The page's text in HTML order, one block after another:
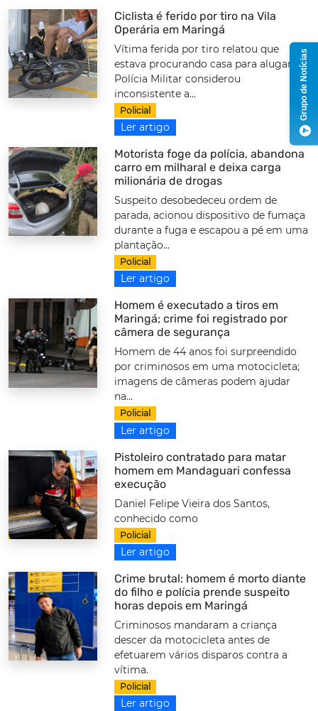
Ciclista é ferido por tiro na Vila
Operária em Maringá
Vítima ferida por tiro relatou que
estava procurando casa para alugar.
Polícia Militar considerou
inconsistente a...
Policial
Ler artigo
Motorista foge da polícia, abandona
carro em milharal e deixa carga
milionária de drogas
Suspeito desobedeceu ordem de
parada, acionou dispositivo de fumaça
durante a fuga e escapou a pé em uma
plantação...
Policial
Ler artigo
Homem é executado a tiros em
Maringá; crime foi registrado por
câmera de segurança
Homem de 44 anos foi surpreendido
por criminosos em uma motocicleta;
imagens de câmeras podem ajudar
na...
Policial
Ler artigo
Pistoleiro contratado para matar
homem em Mandaguari confessa
execução
Daniel Felipe Vieira dos Santos,
conhecido como
Policial
Ler artigo
Crime brutal: homem é morto diante
do filho e polícia prende suspeito
horas depois em Maringá
Criminosos mandaram a criança
descer da motocicleta antes de
efetuarem vários disparos contra a
vítima.
Policial
Ler artigo
Grupo de Notícias